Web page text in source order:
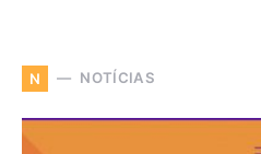
N NOTÍCIAS